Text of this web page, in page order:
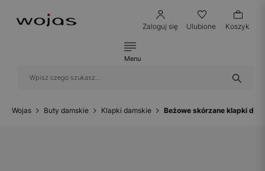
Zaloguj się Ulubione Koszyk
Menu
Wojas Buty damskie Klapki damskie Beżowe skórzane klapki